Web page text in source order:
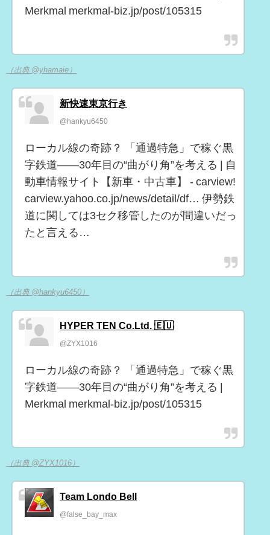
Merkmal merkmal-biz.jp/post/105315
（出典 @yhamaie）
新快速東京行き
@hankyu6450
ローカル線の奇跡？ 「通過特急」で稼ぐ黒
字鉄道――30年目の“曲がり角”を考える | 自
動車情報サイト【新車・中古車】 - carview!
carview.yahoo.co.jp/news/detail/df… 伊勢鉄
道に関しては3セク移管したのが間違いだっ
たと言える…
（出典 @hankyu6450）
HYPER TEN Co.Ltd. 🇪🇺
@ZYX1016
ローカル線の奇跡？ 「通過特急」で稼ぐ黒
字鉄道――30年目の“曲がり角”を考える |
Merkmal merkmal-biz.jp/post/105315
（出典 @ZYX1016）
Team Londo Bell
@false_bay_max